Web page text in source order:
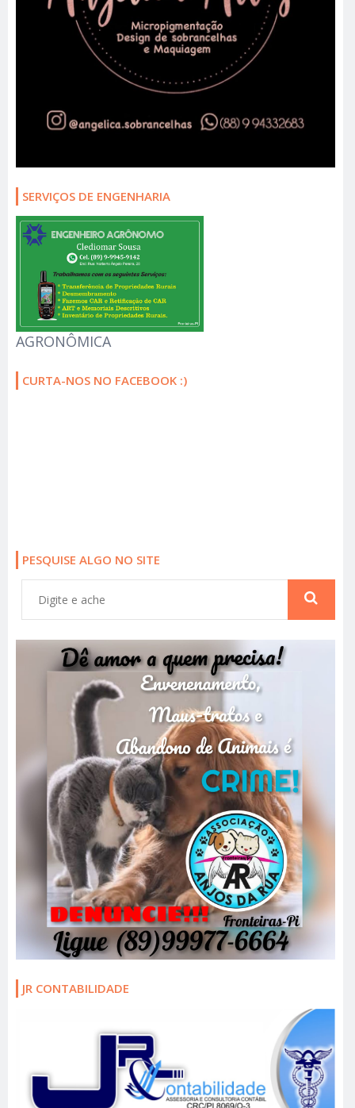
SERVIÇOS DE ENGENHARIA
AGRONÔMICA
CURTA-NOS NO FACEBOOK :)
PESQUISE ALGO NO SITE
JR CONTABILIDADE